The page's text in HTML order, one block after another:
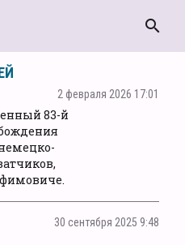
search
2 февраля 2026 17:01
83-й
30 сентября 2025 9:48